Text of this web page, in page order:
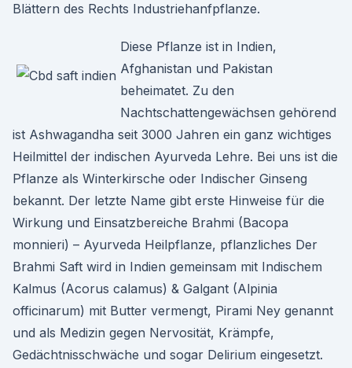
Blättern des Rechts Industriehanfpflanze.
Diese Pflanze ist in Indien,
Afghanistan und Pakistan
beheimatet. Zu den
Nachtschattengewächsen gehörend
ist Ashwagandha seit 3000 Jahren ein ganz wichtiges
Heilmittel der indischen Ayurveda Lehre. Bei uns ist die
Pflanze als Winterkirsche oder Indischer Ginseng
bekannt. Der letzte Name gibt erste Hinweise für die
Wirkung und Einsatzbereiche Brahmi (Bacopa
monnieri) – Ayurveda Heilpflanze, pflanzliches Der
Brahmi Saft wird in Indien gemeinsam mit Indischem
Kalmus (Acorus calamus) & Galgant (Alpinia
officinarum) mit Butter vermengt, Pirami Ney genannt
und als Medizin gegen Nervosität, Krämpfe,
Gedächtnisschwäche und sogar Delirium eingesetzt.